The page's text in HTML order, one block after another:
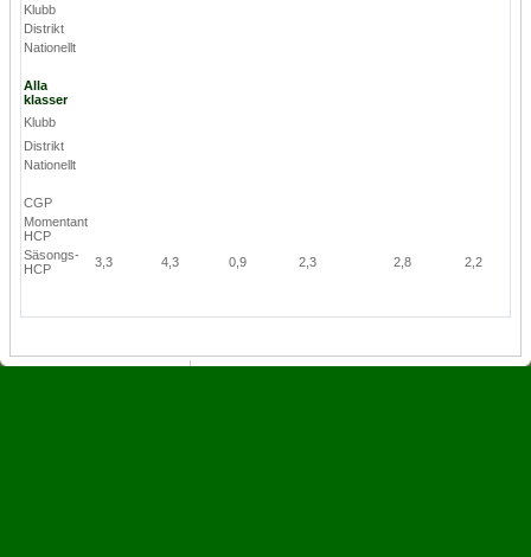
Klubb
Distrikt
Nationellt
Alla
klasser
Klubb
Distrikt
Nationellt
CGP
Momentant
HCP
Säsongs-
HCP
3,3 4,3 0,9 2,3 2,8 2,2